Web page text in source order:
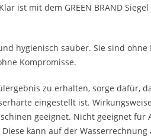
ist mit dem GREEN BRAND
hygienisch sauber. Sie sind
Kompromisse.
zu erhalten, sorge dafür,
eingestellt ist.
geeignet. Nicht geeignet für
kann auf der